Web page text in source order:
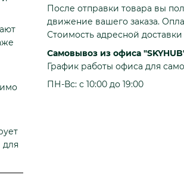
для
После отправки товара вы
движение вашего заказа.
Стоимость адресной
Самовывоз из офиса
График работы офиса для
ПН-Вс: с 10:00 до 19:00